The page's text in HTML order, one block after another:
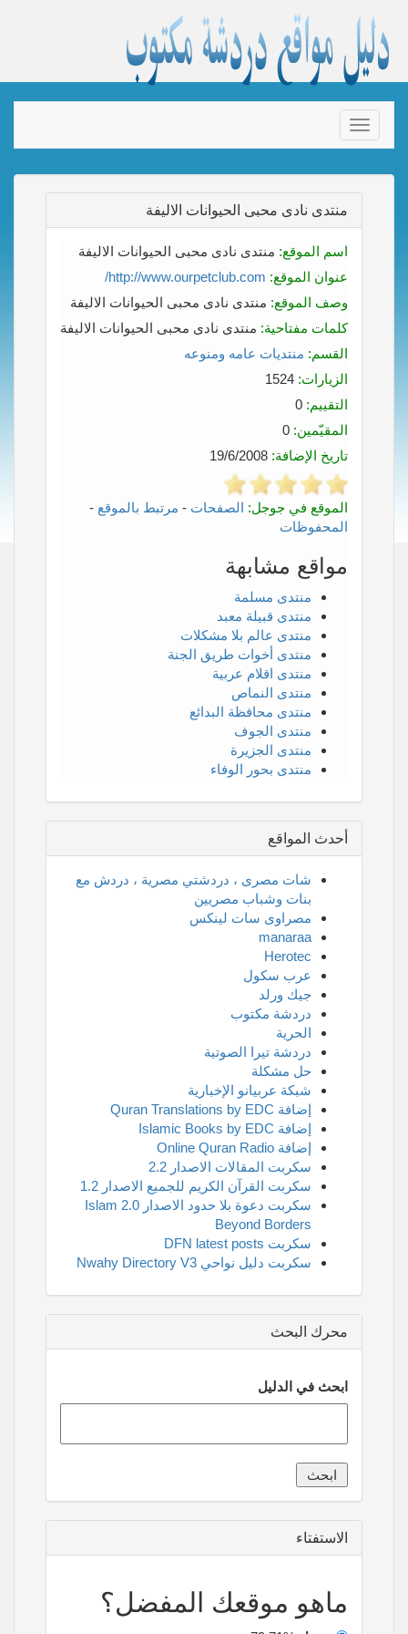
Toggle
navigation
منتدى نادى محبى الحيوانات الاليفة
اسم الموقع: منتدى نادى محبى الحيوانات الاليفة
عنوان الموقع: http://www.ourpetclub.com/
وصف الموقع: منتدى نادى محبى الحيوانات الاليفة
كلمات مفتاحية: منتدى نادى محبى الحيوانات الاليفة
القسم: منتديات عامه ومنوعه
الزيارات:
التقييم:
المقيّمين:
تاريخ الإضافة:
الموقع في جوجل: الصفحات - مرتبط بالموقع -
المحفوظات
مواقع مشابهة
منتدى مسلمة
منتدى قبيلة معبد
منتدى عالم بلا مشكلات
منتدى أخوات طريق الجنة
منتدى اقلام عربية
منتدى النماص
منتدى محافظة البدائع
منتدى الجوف
منتدى الجزيرة
منتدى بحور الوفاء
أحدث المواقع
شات مصرى ، دردشتي مصرية ، دردش مع
بنات وشباب مصريين
مصراوى سات لينكس
manaraa
Herotec
عرب سكول
جيك ورلد
دردشة مكتوب
الحرية
دردشة تيرا الصوتية
حل مشكلة
شبكة عربيانو الإخبارية
إضافة Quran Translations by EDC
إضافة Islamic Books by EDC
إضافة Online Quran Radio
سكربت المقالات الاصدار 2.2
سكربت القرآن الكريم للجميع الاصدار 1.2
سكربت دعوة بلا حدود الاصدار 2.0 Islam
Beyond Borders
سكربت DFN latest posts
سكربت دليل نواحي Nwahy Directory V3
محرك البحث
ابحث في الدليل
الاستفتاء
ماهو موقعك المفضل؟